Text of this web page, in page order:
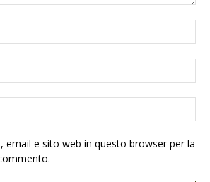
email e sito web in questo browser per la